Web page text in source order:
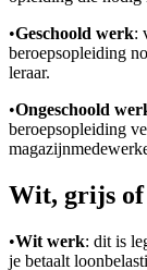
•Geschoold werk:
beroepsopleiding
leraar.
•Ongeschoold
beroepsopleiding
Wit, grijs
•Wit werk: dit is
je betaalt